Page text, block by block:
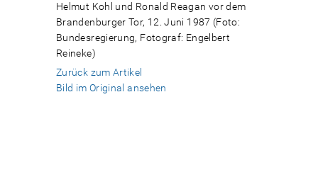
Helmut Kohl und Ronald Reagan vor dem
Brandenburger Tor, 12. Juni 1987 (Foto:
Bundesregierung, Fotograf: Engelbert
Reineke)
Zurück zum Artikel
Bild im Original ansehen